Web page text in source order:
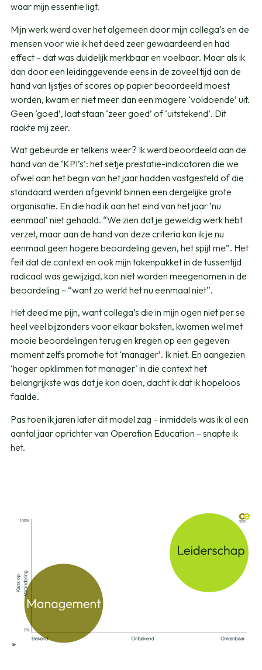
waar mijn essentie ligt.
Mijn werk werd over het algemeen door mijn collega’s en de
mensen voor wie ik het deed zeer gewaardeerd en had
effect – dat was duidelijk merkbaar en voelbaar. Maar als ik
dan door een leidinggevende eens in de zoveel tijd aan de
hand van lijstjes of scores op papier beoordeeld moest
worden, kwam er niet meer dan een magere ‘voldoende’ uit.
Geen ‘goed’, laat staan ‘zeer goed’ of ‘uitstekend’. Dit
raakte mij zeer.
Wat gebeurde er telkens weer? Ik werd beoordeeld aan de
hand van de ‘KPI’s’: het setje prestatie-indicatoren die we
ofwel aan het begin van het jaar hadden vastgesteld of die
standaard werden afgevinkt binnen een dergelijke grote
organisatie. En die had ik aan het eind van het jaar ‘nu
eenmaal’ niet gehaald. “We zien dat je geweldig werk hebt
verzet, maar aan de hand van deze criteria kan ik je nu
eenmaal geen hogere beoordeling geven, het spijt me”. Het
feit dat de context en ook mijn takenpakket in de tussentijd
radicaal was gewijzigd, kon niet worden meegenomen in de
beoordeling – “want zo werkt het nu eenmaal niet”.
Het deed me pijn, want collega’s die in mijn ogen niet per se
heel veel bijzonders voor elkaar boksten, kwamen wel met
mooie beoordelingen terug en kregen op een gegeven
moment zelfs promotie tot ‘manager’. Ik niet. En aangezien
‘hoger opklimmen tot manager’ in die context het
belangrijkste was dat je kon doen, dacht ik dat ik hopeloos
faalde.
Pas toen ik jaren later dit model zag – inmiddels was ik al een
aantal jaar oprichter van Operation Education – snapte ik
het.